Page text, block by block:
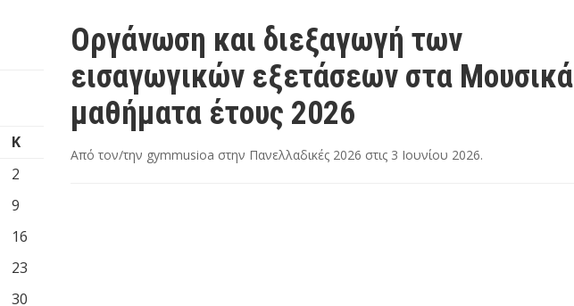
Κ
2
9
16
23
30
Οργάνωση και διεξαγωγή των
εισαγωγικών εξετάσεων στα Μουσικά
μαθήματα έτους 2026
Από τον/την gymmusioa στην Πανελλαδικές 2026 στις 3 Ιουνίου 2026.